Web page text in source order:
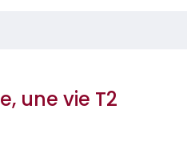
une vie T2